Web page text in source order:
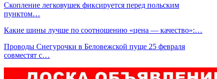
Скопление легковушек фиксируется перед польским
пунктом…
Какие шины лучше по соотношению «цена — качество»:…
Проводы Снегурочки в Беловежской пуще 25 февраля
совместят с…